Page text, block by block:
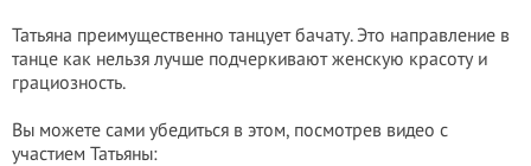
Татьяна преимущественно танцует бачату. Это направление в
танце как нельзя лучше подчеркивают женскую красоту и
грациозность.
Вы можете сами убедиться в этом, посмотрев видео с
участием Татьяны: